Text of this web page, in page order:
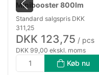
Minibooster 800lm
genopl.
Standard salgspris DKK
311,25
DKK 123,75 / pcs
DKK 99,00 ekskl. moms
Køb nu